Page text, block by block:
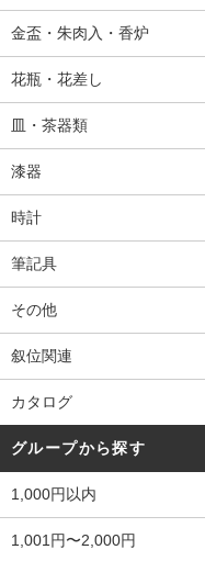
金盃・朱肉入・香炉
花瓶・花差し
皿・茶器類
漆器
時計
筆記具
その他
叙位関連
カタログ
グループから探す
1,000円以内
1,001円〜2,000円